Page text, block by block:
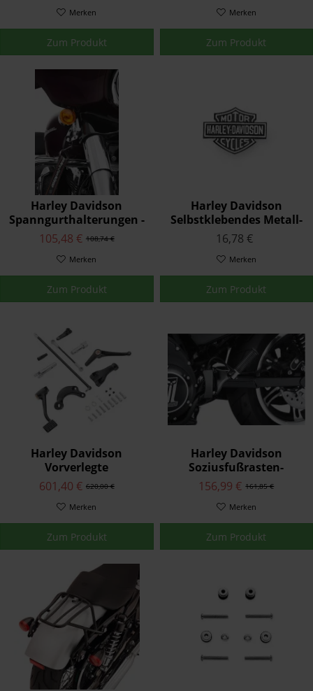
Merken
Zum Produkt
SCHWARZGLÄNZEND
67800707
Merken
Zum Produkt
Harley Davidson
Spanngurthalterungen -
Chrom 93500011
108,74 €
105,48 €
Merken
Zum Produkt
Harley Davidson
Selbstklebendes Metall-
Logo 99352-82Z
16,78 €
Merken
Zum Produkt
Harley Davidson
Vorverlegte
Fußrastenanlage
Standard 50700021
620,00 €
601,40 €
Merken
Zum Produkt
Harley Davidson
Soziusfußrasten-
Montagekit - schwarz
50500270
161,85 €
156,99 €
Merken
Zum Produkt